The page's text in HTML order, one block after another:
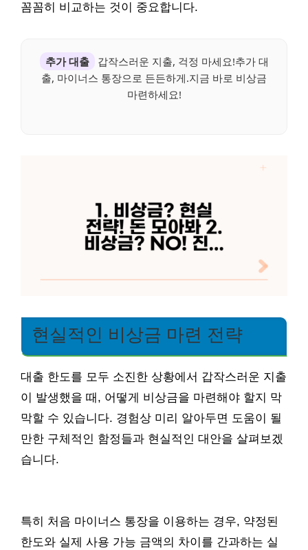
꼼꼼히 비교하는 것이 중요합니다.
추가 대출
갑작스러운 지출, 걱정 마세요!추가 대
출, 마이너스 통장으로 든든하게.지금 바로 비상금
마련하세요!
현실적인 비상금 마련 전략
대출 한도를 모두 소진한 상황에서 갑작스러운 지출
이 발생했을 때, 어떻게 비상금을 마련해야 할지 막
막할 수 있습니다. 경험상 미리 알아두면 도움이 될
만한 구체적인 함정들과 현실적인 대안을 살펴보겠
습니다.
특히 처음 마이너스 통장을 이용하는 경우, 약정된
한도와 실제 사용 가능 금액의 차이를 간과하는 실